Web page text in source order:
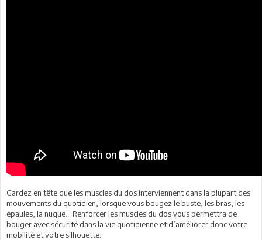
Gardez en tête que les muscles du dos interviennent dans la plupart des
mouvements du quotidien, lorsque vous bougez le buste, les bras, les
épaules, la nuque… Renforcer les muscles du dos vous permettra de
bouger avec sécurité dans la vie quotidienne et d’améliorer donc votre
mobilité et votre silhouette.